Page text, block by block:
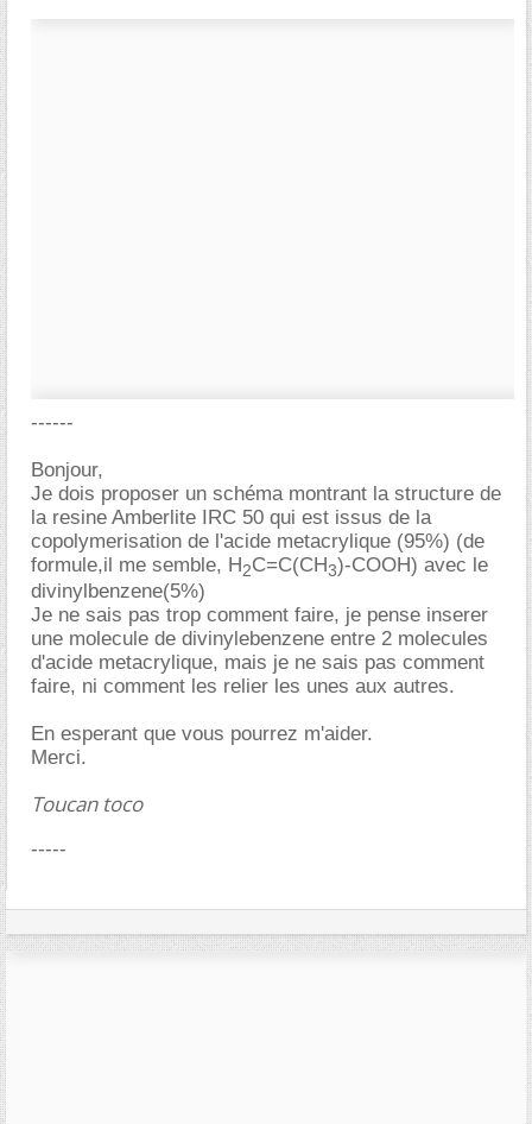
------
Bonjour,
Je dois proposer un schéma montrant la structure de
la resine Amberlite IRC 50 qui est issus de la
copolymerisation de l'acide metacrylique (95%) (de
formule,il me semble, H2C=C(CH3)-COOH) avec le
divinylbenzene(5%)
Je ne sais pas trop comment faire, je pense inserer
une molecule de divinylebenzene entre 2 molecules
d'acide metacrylique, mais je ne sais pas comment
faire, ni comment les relier les unes aux autres.
En esperant que vous pourrez m'aider.
Merci.
Toucan toco
-----